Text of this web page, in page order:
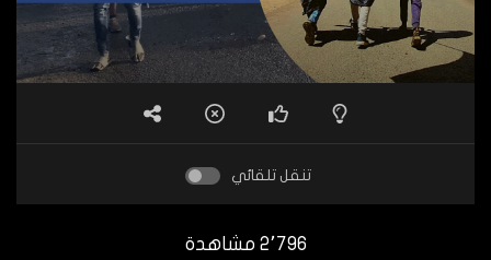
تنقل تلقائي
2٬796 مشاهدة